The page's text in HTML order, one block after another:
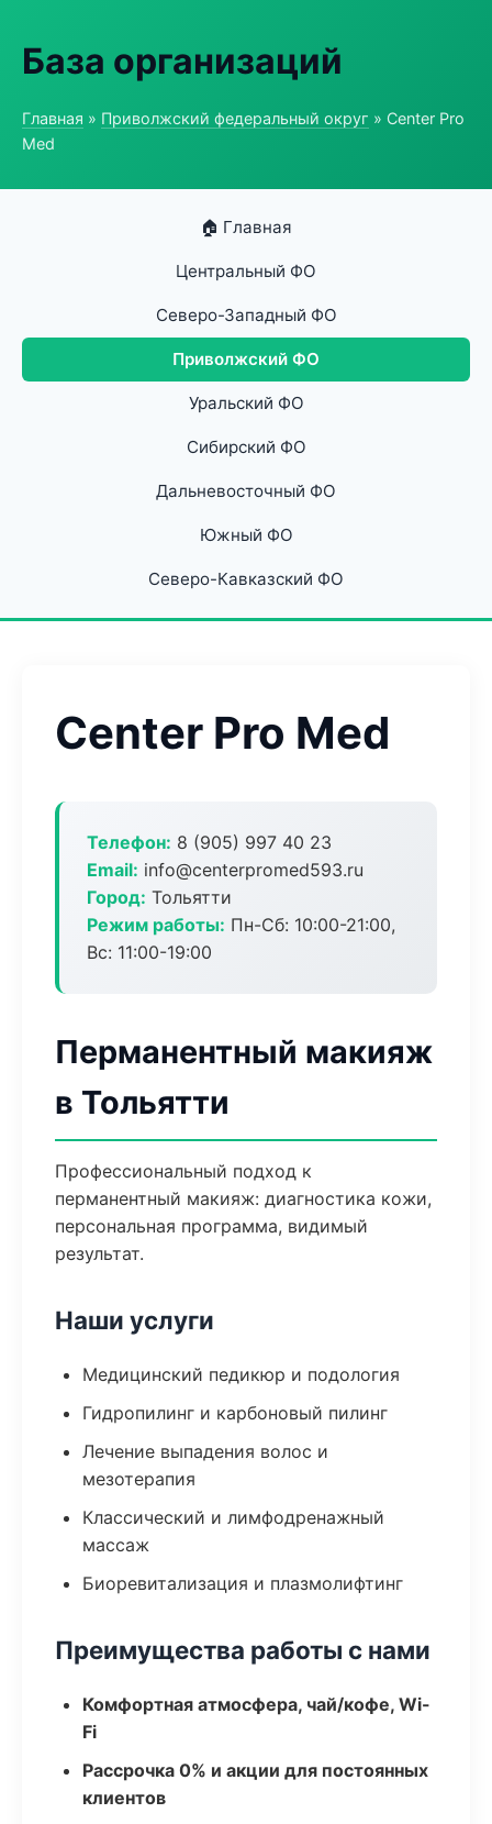
База организаций
Главная » Приволжский федеральный округ » Center Pro
Med
🏠 Главная
Центральный ФО
Северо-Западный ФО
Приволжский ФО
Уральский ФО
Сибирский ФО
Дальневосточный ФО
Южный ФО
Северо-Кавказский ФО
Center Pro Med
Телефон: 8 (905) 997 40 23
Email: info@centerpromed593.ru
Город: Тольятти
Режим работы: Пн-Сб: 10:00-21:00,
Вс: 11:00-19:00
Перманентный макияж
в Тольятти
Профессиональный подход к
перманентный макияж: диагностика кожи,
персональная программа, видимый
результат.
Наши услуги
Медицинский педикюр и подология
Гидропилинг и карбоновый пилинг
Лечение выпадения волос и
мезотерапия
Классический и лимфодренажный
массаж
Биоревитализация и плазмолифтинг
Преимущества работы с нами
Комфортная атмосфера, чай/кофе, Wi-
Fi
Рассрочка 0% и акции для постоянных
клиентов